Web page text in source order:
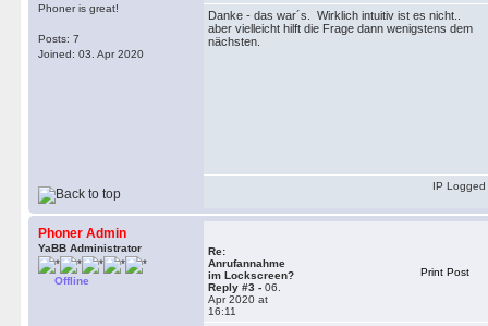
Phoner is great!
Posts: 7
Joined: 03. Apr 2020
Danke - das war´s. Wirklich intuitiv ist es nicht..
aber vielleicht hilft die Frage dann wenigstens dem
nächsten.
IP Logged
Phoner Admin
YaBB Administrator
Offline
Re:
Anrufannahme
im Lockscreen?
Reply #3 - 06.
Apr 2020 at
16:11
Print Post